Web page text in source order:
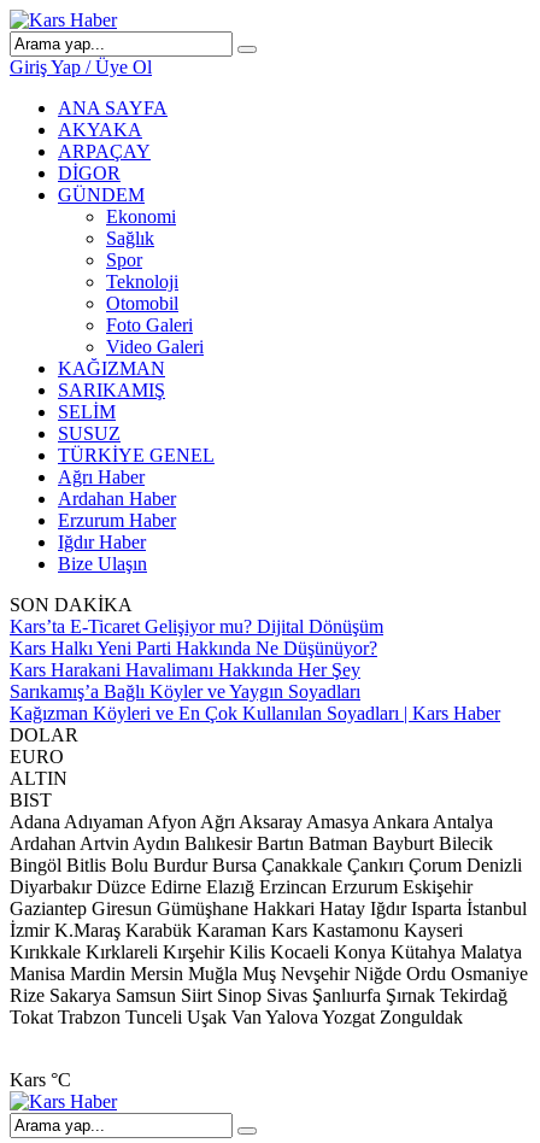
Giriş Yap / Üye Ol
ANA SAYFA
AKYAKA
ARPAÇAY
DİGOR
GÜNDEM
Ekonomi
Sağlık
Spor
Teknoloji
Otomobil
Foto Galeri
Video Galeri
KAĞIZMAN
SARIKAMIŞ
SELİM
SUSUZ
TÜRKİYE GENEL
Ağrı Haber
Ardahan Haber
Erzurum Haber
Iğdır Haber
Bize Ulaşın
SON DAKİKA
Kars’ta E-Ticaret Gelişiyor mu? Dijital Dönüşüm
Kars Halkı Yeni Parti Hakkında Ne Düşünüyor?
Kars Harakani Havalimanı Hakkında Her Şey
Sarıkamış’a Bağlı Köyler ve Yaygın Soyadları
Kağızman Köyleri ve En Çok Kullanılan Soyadları | Kars Haber
DOLAR
EURO
ALTIN
BIST
Adana Adıyaman Afyon Ağrı Aksaray Amasya Ankara Antalya
Ardahan Artvin Aydın Balıkesir Bartın Batman Bayburt Bilecik
Bingöl Bitlis Bolu Burdur Bursa Çanakkale Çankırı Çorum Denizli
Diyarbakır Düzce Edirne Elazığ Erzincan Erzurum Eskişehir
Gaziantep Giresun Gümüşhane Hakkari Hatay Iğdır Isparta İstanbul
İzmir K.Maraş Karabük Karaman Kars Kastamonu Kayseri
Kırıkkale Kırklareli Kırşehir Kilis Kocaeli Konya Kütahya Malatya
Manisa Mardin Mersin Muğla Muş Nevşehir Niğde Ordu Osmaniye
Rize Sakarya Samsun Siirt Sinop Sivas Şanlıurfa Şırnak Tekirdağ
Tokat Trabzon Tunceli Uşak Van Yalova Yozgat Zonguldak
Kars °C